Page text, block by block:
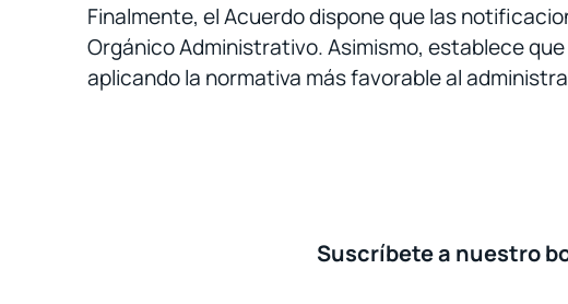
Finalmente, el Acuerdo dispone que las
Orgánico Administrativo. Asimismo, establece
aplicando la normativa más favorable al
Suscríbete a nuestro